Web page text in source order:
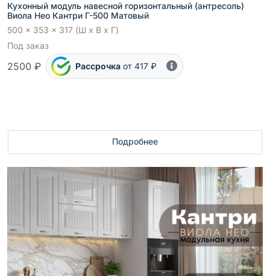
Кухонный модуль навесной горизонтальный (антресоль)
Виола Нео Кантри Г-500 Матовый
500 x 353 x 317 (Ш x В x Г)
Под заказ
2500 ₽ Рассрочка от 417 ₽
Подробнее